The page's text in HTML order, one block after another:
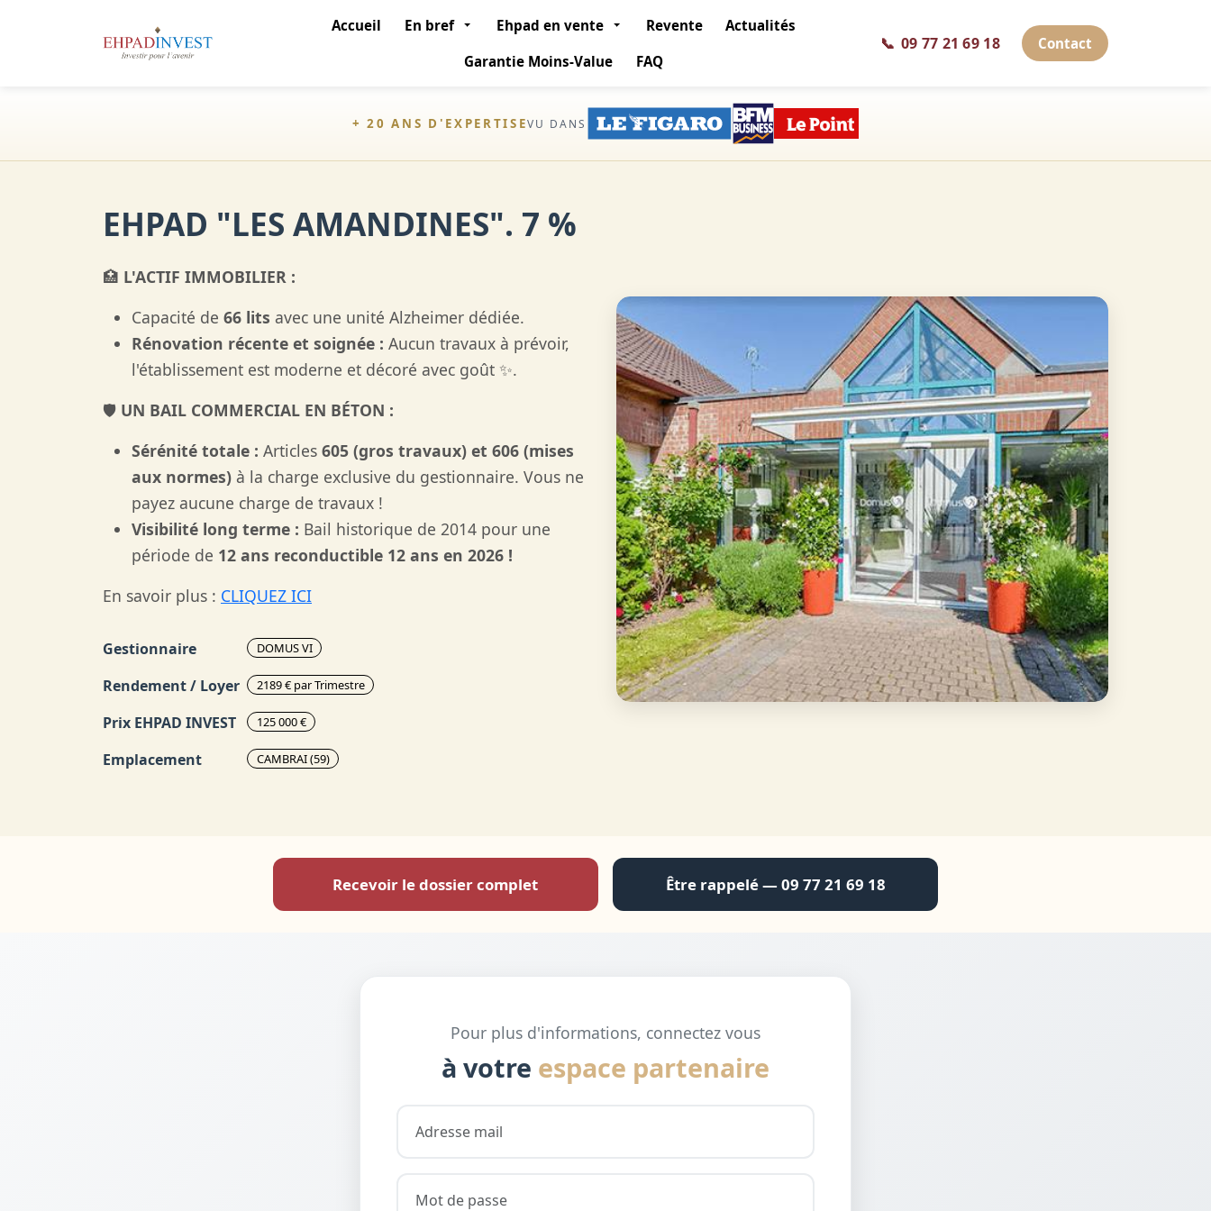
Accueil En bref Ehpad en vente Revente
Actualités
Garantie Moins-Value
FAQ
📞 09 77 21 69 18 Contact
+ 20 ANS D'EXPERTISEVU DANS
EHPAD "LES AMANDINES". 7 %
🏥 L'ACTIF IMMOBILIER :
Capacité de 66 lits avec une unité Alzheimer dédiée.
Rénovation récente et soignée : Aucun travaux à prévoir,
l'établissement est moderne et décoré avec goût ✨.
🛡️ UN BAIL COMMERCIAL EN BÉTON :
Sérénité totale : Articles 605 (gros travaux) et 606 (mises
aux normes) à la charge exclusive du gestionnaire. Vous ne
payez aucune charge de travaux !
Visibilité long terme : Bail historique de 2014 pour une
période de 12 ans reconductible 12 ans en 2026 !
En savoir plus : CLIQUEZ ICI
Gestionnaire DOMUS VI
Rendement / Loyer 2189 € par Trimestre
Prix EHPAD INVEST 125 000 €
Emplacement CAMBRAI (59)
Recevoir le dossier complet Être rappelé — 09 77 21 69 18
Pour plus d'informations, connectez vous
à votre espace partenaire